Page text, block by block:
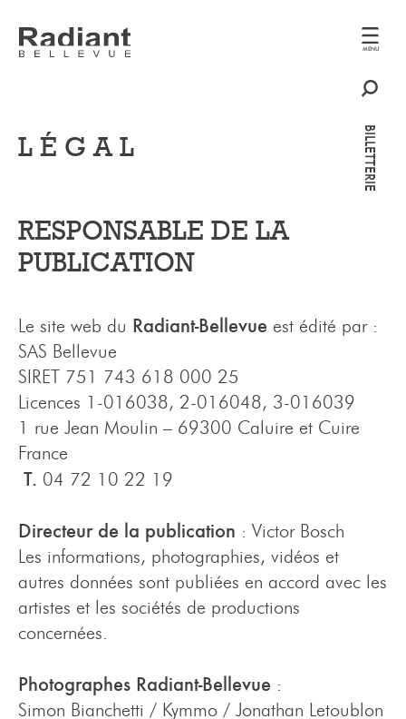
MENU
MENU
BILLETTERIE
BILLETTERIE
LÉGAL
RESPONSABLE DE LA
PUBLICATION
Le site web du Radiant-Bellevue est édité par :
SAS Bellevue
SIRET 751 743 618 000 25
Licences 1-016038, 2-016048, 3-016039
1 rue Jean Moulin – 69300 Caluire et Cuire
France
T. 04 72 10 22 19
Directeur de la publication : Victor Bosch
Les informations, photographies, vidéos et
autres données sont publiées en accord avec les
artistes et les sociétés de productions
concernées.
Photographes Radiant-Bellevue :
Simon Bianchetti / Kymmo / Jonathan Letoublon